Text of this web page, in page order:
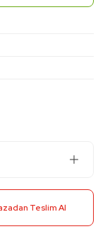
Teslim Al